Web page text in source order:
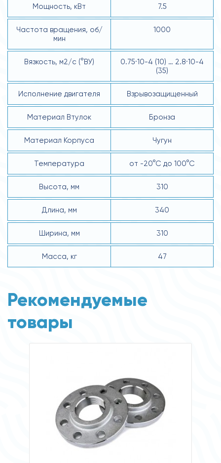
Мощность, кВт 7.5
Частота вращения, об/
мин
1000
Вязкость, м2/с (°ВУ)
0.75·10-4 (10) … 2.8·10-4
(35)
Исполнение двигателя Взрывозащищенный
Материал Втулок Бронза
Материал Корпуса Чугун
Температура от -20°С до 100°С
Высота, мм 310
Длина, мм 340
Ширина, мм 310
Масса, кг 47
Рекомендуемые
товары